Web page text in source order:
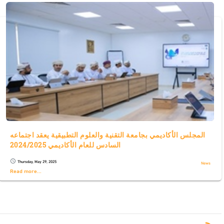
المجلس الأكاديمي بجامعة التقنية والعلوم التطبيقية يعقد اجتماعه
السادس للعام الأكاديمي 2024/2025
schedule Thursday, May 29, 2025 News
Read more...